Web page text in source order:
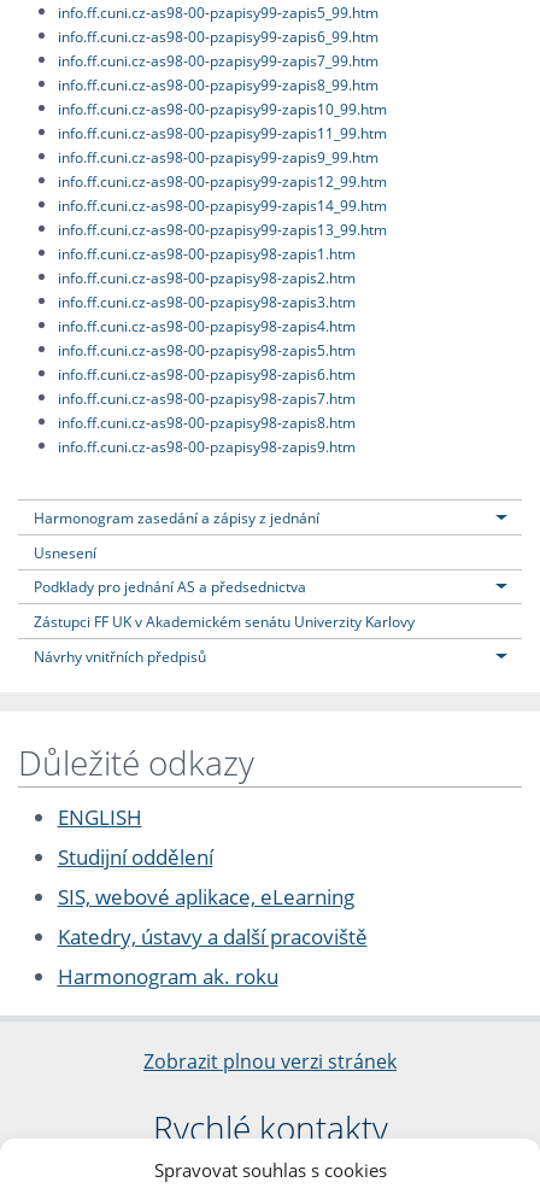
Spravovat souhlas s cookies
info.ff.cuni.cz-as98-00-pzapisy99-zapis5_99.htm
info.ff.cuni.cz-as98-00-pzapisy99-zapis6_99.htm
info.ff.cuni.cz-as98-00-pzapisy99-zapis7_99.htm
info.ff.cuni.cz-as98-00-pzapisy99-zapis8_99.htm
info.ff.cuni.cz-as98-00-pzapisy99-zapis10_99.htm
info.ff.cuni.cz-as98-00-pzapisy99-zapis11_99.htm
info.ff.cuni.cz-as98-00-pzapisy99-zapis9_99.htm
info.ff.cuni.cz-as98-00-pzapisy99-zapis12_99.htm
info.ff.cuni.cz-as98-00-pzapisy99-zapis14_99.htm
info.ff.cuni.cz-as98-00-pzapisy99-zapis13_99.htm
info.ff.cuni.cz-as98-00-pzapisy98-zapis1.htm
info.ff.cuni.cz-as98-00-pzapisy98-zapis2.htm
info.ff.cuni.cz-as98-00-pzapisy98-zapis3.htm
info.ff.cuni.cz-as98-00-pzapisy98-zapis4.htm
info.ff.cuni.cz-as98-00-pzapisy98-zapis5.htm
info.ff.cuni.cz-as98-00-pzapisy98-zapis6.htm
info.ff.cuni.cz-as98-00-pzapisy98-zapis7.htm
info.ff.cuni.cz-as98-00-pzapisy98-zapis8.htm
info.ff.cuni.cz-as98-00-pzapisy98-zapis9.htm
Harmonogram zasedání a zápisy z jednání
Usnesení
Podklady pro jednání AS a předsednictva
Zástupci FF UK v Akademickém senátu Univerzity Karlovy
Návrhy vnitřních předpisů
Důležité odkazy
ENGLISH
Studijní oddělení
SIS, webové aplikace, eLearning
Katedry, ústavy a další pracoviště
Harmonogram ak. roku
Zobrazit plnou verzi stránek
Rychlé kontakty
Filozofická fakulta